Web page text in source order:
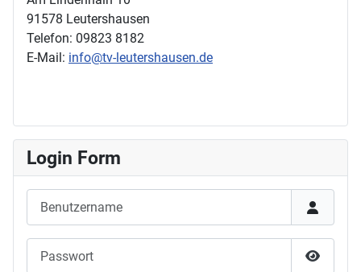
91578 Leutershausen
Telefon: 09823 8182
E-Mail: info@tv-leutershausen.de
Login Form